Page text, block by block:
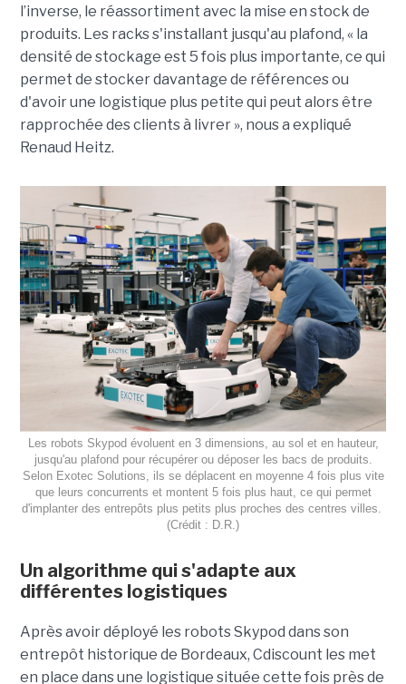
l’inverse, le réassortiment avec la mise en stock de
produits. Les racks s'installant jusqu'au plafond, « la
densité de stockage est 5 fois plus importante, ce qui
permet de stocker davantage de références ou
d'avoir une logistique plus petite qui peut alors être
rapprochée des clients à livrer », nous a expliqué
Renaud Heitz.
Les robots Skypod évoluent en 3 dimensions, au sol et en hauteur,
jusqu'au plafond pour récupérer ou déposer les bacs de produits.
Selon Exotec Solutions, ils se déplacent en moyenne 4 fois plus vite
que leurs concurrents et montent 5 fois plus haut, ce qui permet
d'implanter des entrepôts plus petits plus proches des centres villes.
(Crédit : D.R.)
Un algorithme qui s'adapte aux
différentes logistiques
Après avoir déployé les robots Skypod dans son
entrepôt historique de Bordeaux, Cdiscount les met
en place dans une logistique située cette fois près de